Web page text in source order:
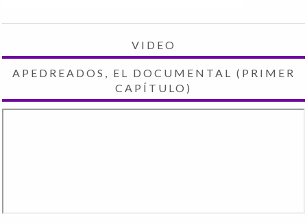
VIDEO
APEDREADOS, EL DOCUMENTAL (PRIMER
CAPÍTULO)